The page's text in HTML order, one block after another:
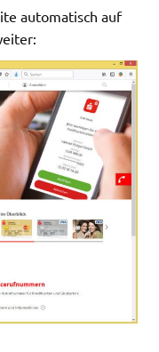
automatisch auf